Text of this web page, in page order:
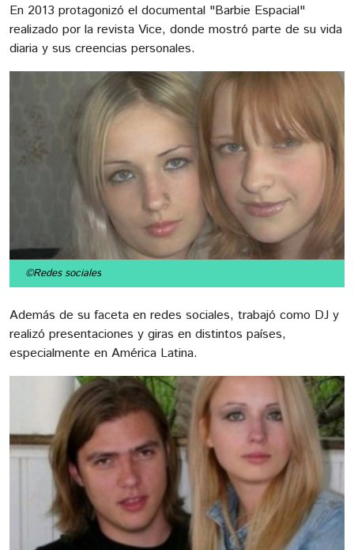
En 2013 protagonizó el documental "Barbie Espacial"
realizado por la revista Vice, donde mostró parte de su vida
diaria y sus creencias personales.
©Redes sociales
Además de su faceta en redes sociales, trabajó como DJ y
realizó presentaciones y giras en distintos países,
especialmente en América Latina.